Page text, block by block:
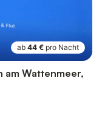
ab 44 € pro Nacht
am Wattenmeer,